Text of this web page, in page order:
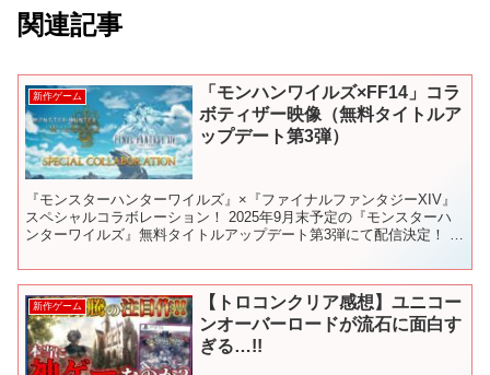
関連記事
新作ゲーム
「モンハンワイルズ×FF14」コラ
ボティザー映像（無料タイトルア
ップデート第3弾）
『モンスターハンターワイルズ』×『ファイナルファンタジーXIV』
スペシャルコラボレーション！ 2025年9月末予定の『モンスターハ
ンターワイルズ』無料タイトルアップデート第3弾にて配信決定！ 追
新作ゲーム
【トロコンクリア感想】ユニコー
ンオーバーロードが流石に面白す
ぎる…!!